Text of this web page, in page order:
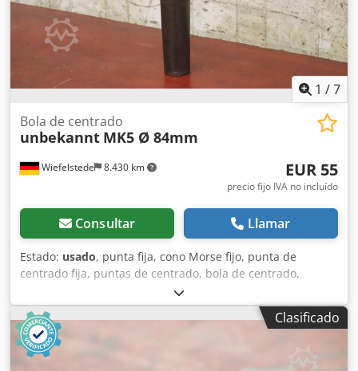
1 /7
Wiefelstede 8.430 km
Bola de centrado
unbekannt MK5 Ø 84mm
EUR 55
precio fijo IVA no incluído
Consultar Llamar
Estado: usado, punta fija, cono Morse fijo, punta de
centrado fija, puntas de centrado, bola de centrado,
mandril de centrado -Mandril de centrado: bola de
centrado fija Ø 84 mm -Montaje: cono Morse MK5 -
Dimensiones: Ø 84 x 297 mm -Peso: 5,2 kg Credpfjrlppgjx
Akkef
Clasificado